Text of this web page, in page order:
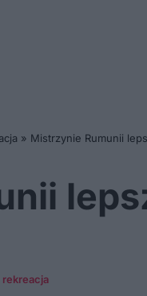
» Mistrzynie Rumunii
rekreacja